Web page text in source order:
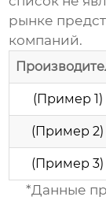
рынке
компаний.
(Пример 1)
(Пример 2)
(Пример 3)
*Данные